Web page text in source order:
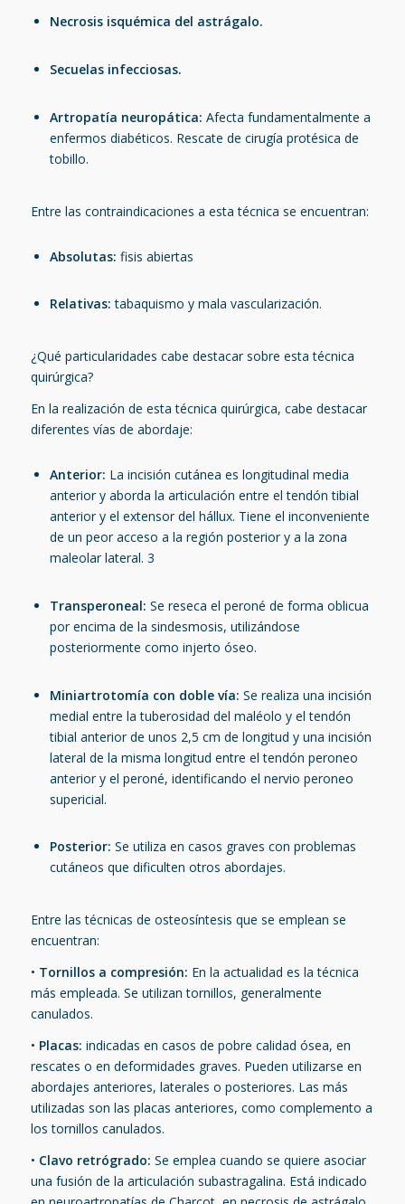
Necrosis isquémica del astrágalo.
Secuelas infecciosas.
Artropatía neuropática: Afecta fundamentalmente a
enfermos diabéticos. Rescate de cirugía protésica de
tobillo.
Entre las contraindicaciones a esta técnica se encuentran:
Absolutas: fisis abiertas
Relativas:tabaquismo y mala vascularización.
¿Qué particularidades cabe destacar sobre esta técnica
quirúrgica?
En la realización de esta técnica quirúrgica, cabe destacar
diferentes vías de abordaje:
Anterior: La incisión cutánea es longitudinal media
anterior y aborda la articulación entre el tendón tibial
anterior y el extensor del hállux. Tiene el inconveniente
de un peor acceso a la región posterior y a la zona
maleolar lateral. 3
Transperoneal: Se reseca el peroné de forma oblicua
por encima de la sindesmosis, utilizándose
posteriormente como injerto óseo.
Miniartrotomía con doble vía: Se realiza una incisión
medial entre la tuberosidad del maléolo y el tendón
tibial anterior de unos 2,5 cm de longitud y una incisión
lateral de la misma longitud entre el tendón peroneo
anterior y el peroné, identificando el nervio peroneo
supericial.
Posterior: Se utiliza en casos graves con problemas
cutáneos que dificulten otros abordajes.
Entre las técnicas de osteosíntesis que se emplean se
encuentran:
• Tornillos a compresión: En la actualidad es la técnica
más empleada. Se utilizan tornillos, generalmente
canulados.
• Placas: indicadas en casos de pobre calidad ósea, en
rescates o en deformidades graves. Pueden utilizarse en
abordajes anteriores, laterales o posteriores. Las más
utilizadas son las placas anteriores, como complemento a
los tornillos canulados.
• Clavo retrógrado: Se emplea cuando se quiere asociar
una fusión de la articulación subastragalina. Está indicado